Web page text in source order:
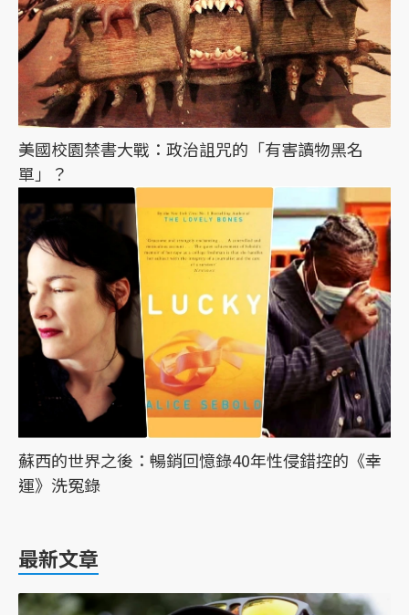
美國校園禁書大戰：政治詛咒的「有害讀物黑名
單」？
蘇西的世界之後：暢銷回憶錄40年性侵錯控的《幸
運》洗冤錄
最新文章